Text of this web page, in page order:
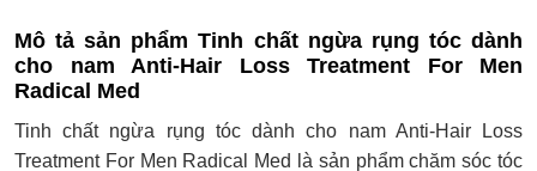
Mô tả sản phẩm Tinh chất ngừa rụng tóc dành
cho nam Anti-Hair Loss Treatment For Men
Radical Med
Tinh chất ngừa rụng tóc dành cho nam Anti-Hair Loss
Treatment For Men Radical Med là sản phẩm chăm sóc tóc